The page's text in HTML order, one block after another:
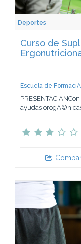
Deportes
Curso de
Escuela de
ayudas